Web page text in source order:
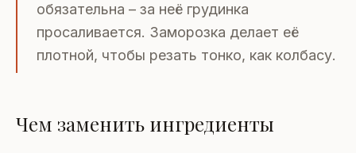
обязательна – за неё грудинка
просаливается. Заморозка делает её
плотной, чтобы резать тонко, как колбасу.
Чем заменить ингредиенты